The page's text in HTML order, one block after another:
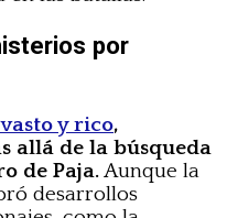
por
y rico,
allá de la búsqueda
de Paja.Aunque la
desarrollos